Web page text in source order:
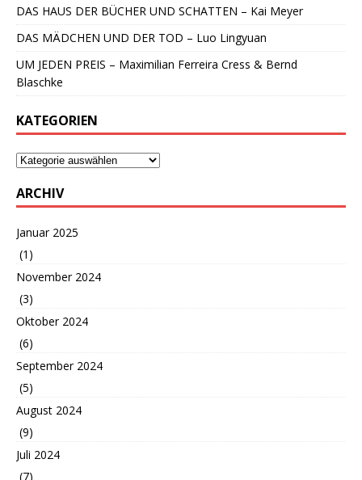
DAS HAUS DER BÜCHER UND SCHATTEN – Kai Meyer
DAS MÄDCHEN UND DER TOD – Luo Lingyuan
UM JEDEN PREIS – Maximilian Ferreira Cress & Bernd
Blaschke
KATEGORIEN
ARCHIV
Januar 2025
(1)
November 2024
(3)
Oktober 2024
(6)
September 2024
(5)
August 2024
(9)
Juli 2024
(7)